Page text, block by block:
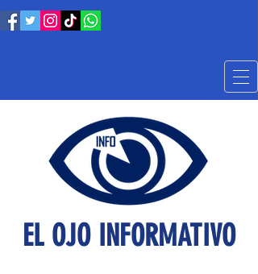
EL OJO INFORMATIVO